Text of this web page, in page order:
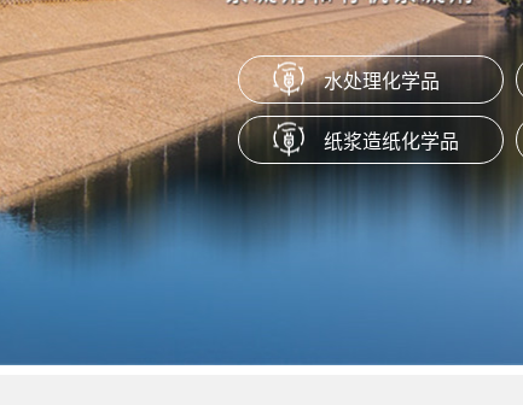
水处理化学品
纸浆造纸化学品
有耐高温高压和耐高速剪切等特
聚醚消泡剂
该产品为智能嵌段聚醚消泡剂，
制工业级或食品级。